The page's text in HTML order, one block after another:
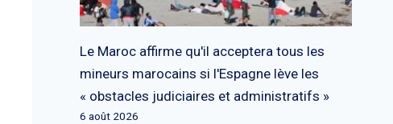
Le Maroc affirme qu'il acceptera tous les
mineurs marocains si l'Espagne lève les
« obstacles judiciaires et administratifs »
6 août 2026